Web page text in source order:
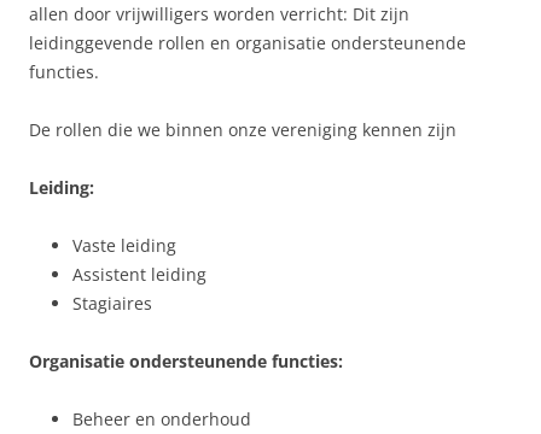
allen door vrijwilligers worden verricht: Dit zijn
leidinggevende rollen en organisatie ondersteunende
functies.
De rollen die we binnen onze vereniging kennen zijn
Leiding:
Vaste leiding
Assistent leiding
Stagiaires
Organisatie ondersteunende functies:
Beheer en onderhoud